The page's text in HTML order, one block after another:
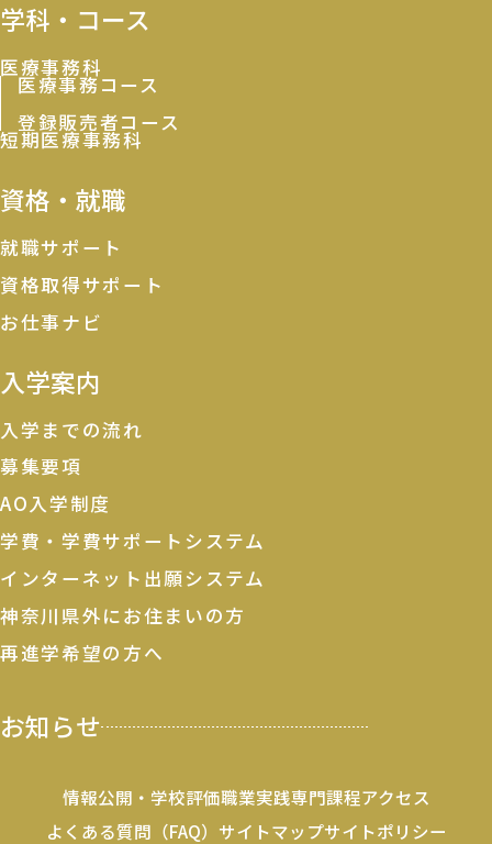
学科・コース
医療事務科
医療事務コース
登録販売者コース
短期医療事務科
資格・就職
就職サポート
資格取得サポート
お仕事ナビ
入学案内
入学までの流れ
募集要項
AO入学制度
学費・学費サポートシステム
インターネット出願システム
神奈川県外にお住まいの方
再進学希望の方へ
お知らせ
情報公開・学校評価職業実践専門課程アクセス
よくある質問（FAQ） サイトマップサイトポリシー